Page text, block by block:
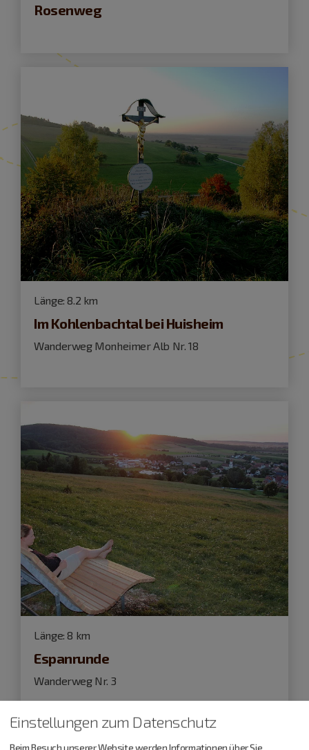
Rosenweg
Länge: 8.2 km
Im Kohlenbachtal bei Huisheim
Wanderweg Monheimer Alb Nr. 18
Länge: 8 km
Espanrunde
Wanderweg Nr. 3
Einstellungen zum Datenschutz
Beim Besuch unserer Website werden Informationen über Sie